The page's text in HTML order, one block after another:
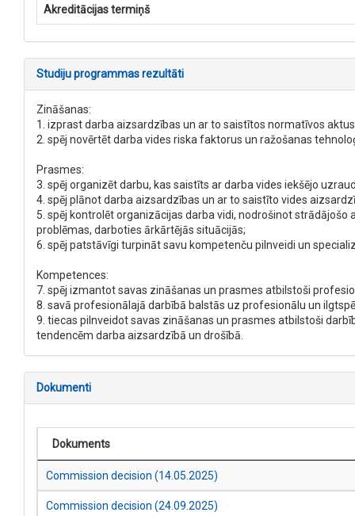
Akreditācijas termiņš
Studiju programmas rezultāti
Zināšanas:
1. izprast darba aizsardzības un ar to saistītos normatīvos
2. spēj novērtēt darba vides riska faktorus un ražošanas
Prasmes:
3. spēj organizēt darbu, kas saistīts ar darba vides iekšējo
4. spēj plānot darba aizsardzības un ar to saistīto vides
5. spēj kontrolēt organizācijas darba vidi, nodrošinot
problēmas, darboties ārkārtējās situācijās;
6. spēj patstāvīgi turpināt savu kompetenču pilnveidi un
Kompetences:
7. spēj izmantot savas zināšanas un prasmes atbilstoši
8. savā profesionālajā darbībā balstās uz profesionālu un
9. tiecas pilnveidot savas zināšanas un prasmes atbilstoši
tendencēm darba aizsardzībā un drošībā.
Dokumenti
Dokuments
Commission decision (14.05.2025)
Commission decision (24.09.2025)